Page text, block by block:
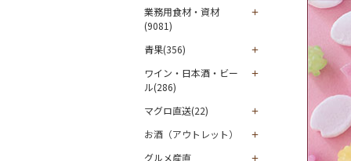
業務用食材・資材
(9081)
青果(356)
ワイン・日本酒・ビー
ル(286)
マグロ直送(22)
お酒（アウトレット）
グルメ産直